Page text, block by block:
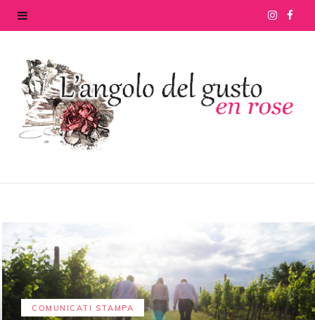
I
t
m
e
COMUNICATI STAMPA